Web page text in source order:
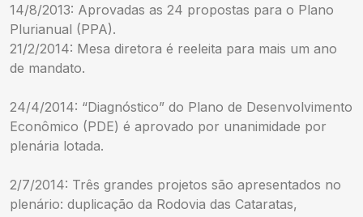
14/8/2013: Aprovadas as 24 propostas para o Plano
Plurianual (PPA).
21/2/2014: Mesa diretora é reeleita para mais um ano
de mandato.
24/4/2014: “Diagnóstico” do Plano de Desenvolvimento
Econômico (PDE) é aprovado por unanimidade por
plenária lotada.
2/7/2014: Três grandes projetos são apresentados no
plenário: duplicação da Rodovia das Cataratas,